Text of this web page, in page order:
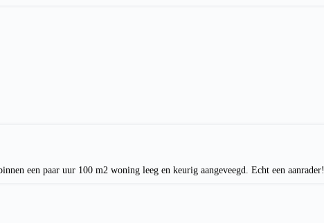
een paar uur 100 m2 woning leeg en keurig aangeveegd. Echt een aanrader!